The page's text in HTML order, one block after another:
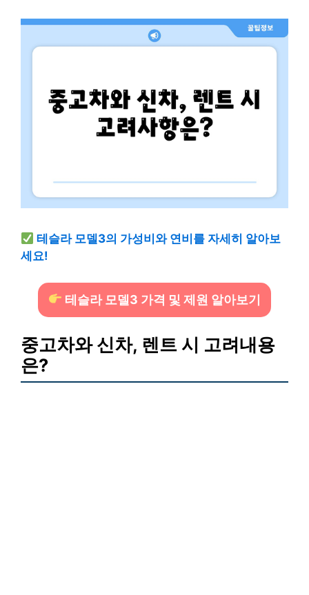
테슬라 모델3의 가성비와 연비를 자세히 알아보
세요!
테슬라 모델3 가격 및 제원 알아보기
중고차와 신차, 렌트 시 고려내용
은?